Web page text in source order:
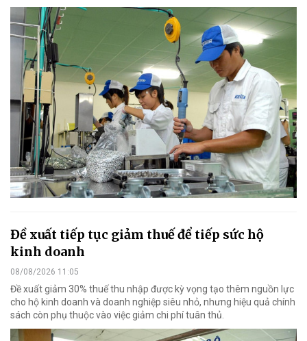
Đề xuất tiếp tục giảm thuế để tiếp sức hộ
kinh doanh
08/08/2026 11:05
Đề xuất giảm 30% thuế thu nhập được kỳ vọng tạo thêm nguồn lực
cho hộ kinh doanh và doanh nghiệp siêu nhỏ, nhưng hiệu quả chính
sách còn phụ thuộc vào việc giảm chi phí tuân thủ.